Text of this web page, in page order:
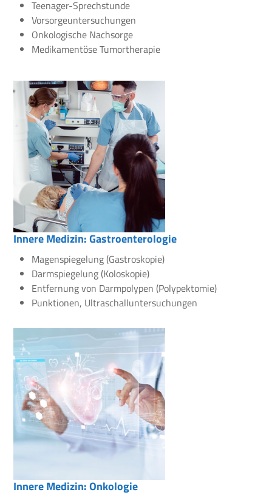
Teenager-Sprechstunde
Vorsorgeuntersuchungen
Onkologische Nachsorge
Medikamentöse Tumortherapie
Innere Medizin: Gastroenterologie
Magenspiegelung (Gastroskopie)
Darmspiegelung (Koloskopie)
Entfernung von Darmpolypen (Polypektomie)
Punktionen, Ultraschalluntersuchungen
Innere Medizin: Onkologie